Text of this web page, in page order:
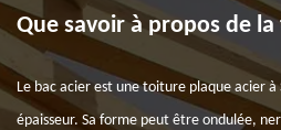
Que savoir à propos de
Le bac acier est une toiture plaque acier à
épaisseur. Sa forme peut être ondulée,